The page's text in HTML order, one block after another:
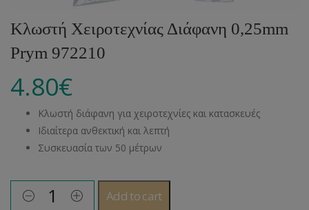
Κλωστή Χειροτεχνίας Διάφανη 0,25mm
Prym 972210
4.80€
Κλωστή διάφανη για χειροτεχνίες και κατασκευές
Ιδιαίτερα ανθεκτική και λεπτή
Συσκευασία των 50 μέτρων
Add to cart